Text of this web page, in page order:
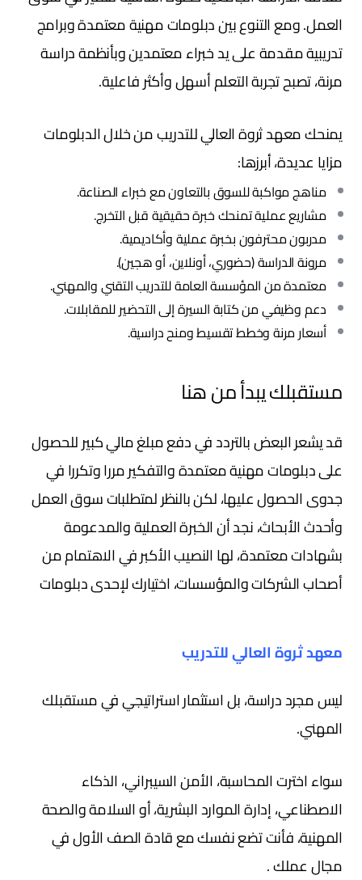
العمل. ومع التنوع بين دبلومات مهنية معتمدة وبرامج
تدريبية مقدمة على يد خبراء معتمدين وبأنظمة دراسة
مرنة، تصبح تجربة التعلم أسهل وأكثر فاعلية.
يمنحك معهد ثروة العالي للتدريب من خلال الدبلومات
مزايا عديدة، أبرزها:
مناهج مواكبة للسوق بالتعاون مع خبراء الصناعة.
مشاريع عملية تمنحك خبرة حقيقية قبل التخرج.
مدربون محترفون بخبرة عملية وأكاديمية.
مرونة الدراسة (حضوري، أونلاين، أو هجين).
معتمدة من المؤسسة العامة للتدريب التقني والمهني.
دعم وظيفي من كتابة السيرة إلى التحضير للمقابلات.
أسعار مرنة وخطط تقسيط ومنح دراسية.
مستقبلك يبدأ من هنا
قد يشعر البعض بالتردد في دفع مبلغ مالي كبير للحصول
على دبلومات مهنية معتمدة والتفكير مررا وتكررا في
جدوى الحصول عليها، لكن بالنظر لمتطلبات سوق العمل
وأحدث الأبحاث، نجد أن الخبرة العملية والمدعومة
بشهادات معتمدة، لها النصيب الأكبر في الاهتمام من
أصحاب الشركات والمؤسسات، اختيارك لإحدى دبلومات
معهد ثروة العالي للتدريب
ليس مجرد دراسة، بل استثمار استراتيجي في مستقبلك
المهني.
سواء اخترت المحاسبة، الأمن السيبراني، الذكاء
الاصطناعي، إدارة الموارد البشرية، أو السلامة والصحة
المهنية، فأنت تضع نفسك مع قادة الصف الأول في
مجال عملك .